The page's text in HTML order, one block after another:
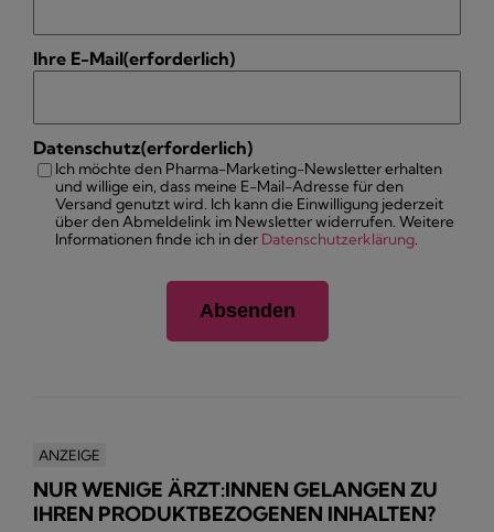
Ihre E-Mail(erforderlich)
Datenschutz(erforderlich)
Ich möchte den Pharma-Marketing-Newsletter erhalten
und willige ein, dass meine E-Mail-Adresse für den
Versand genutzt wird. Ich kann die Einwilligung jederzeit
über den Abmeldelink im Newsletter widerrufen. Weitere
Informationen finde ich in der Datenschutzerklärung
ANZEIGE
NUR WENIGE ÄRZT:INNEN GELANGEN ZU
IHREN PRODUKTBEZOGENEN INHALTEN?